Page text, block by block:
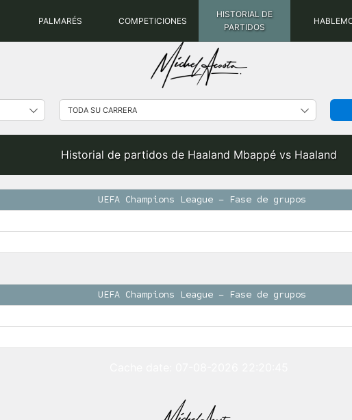
PALMARÉS COMPETICIONES
HISTORIAL DE
PARTIDOS
Historial de partidos de Haaland Mbappé vs Haaland
UEFA Champions League – Fase de grupos
UEFA Champions League – Fase de grupos